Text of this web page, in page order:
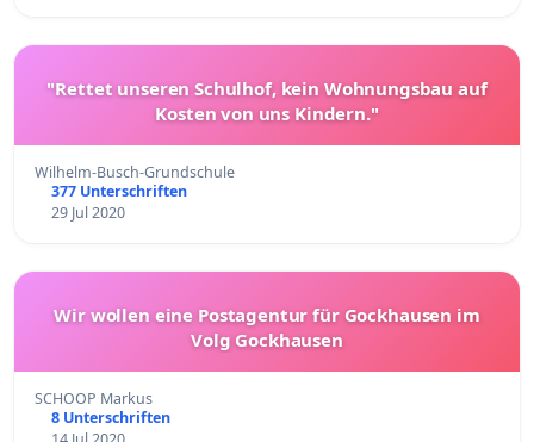
"Rettet unseren Schulhof, kein Wohnungsbau auf
Kosten von uns Kindern."
Wilhelm-Busch-Grundschule
377 Unterschriften
29 Jul 2020
Wir wollen eine Postagentur für Gockhausen im
Volg Gockhausen
SCHOOP Markus
8 Unterschriften